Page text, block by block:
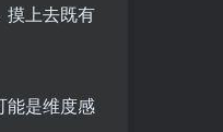
摸上去既有
能是维度感